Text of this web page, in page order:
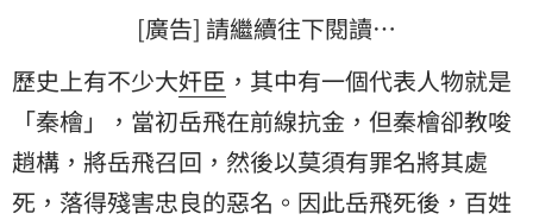
[廣告] 請繼續往下閱讀…
歷史上有不少大奸臣 ，其中有一個代表人物就是
「秦檜」，當初岳飛在前線抗金，但秦檜卻教唆
趙構，將岳飛召回，然後以莫須有罪名將其處
死，落得殘害忠良的惡名。因此岳飛死後，百姓